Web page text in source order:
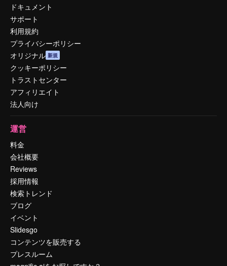
ドキュメント
サポート
利用規約
プライバシーポリシー
オリジナル 新規
クッキーポリシー
トラストセンター
アフィリエイト
法人向け
運営
料金
会社概要
Reviews
採用情報
検索トレンド
ブログ
イベント
Slidesgo
コンテンツを販売する
プレスルーム